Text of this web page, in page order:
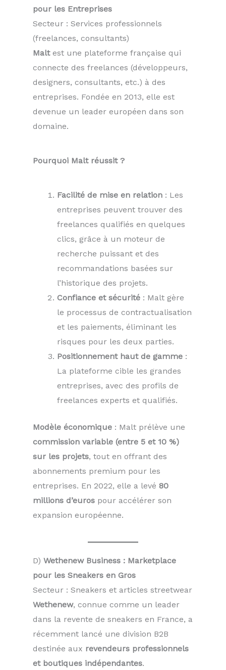
pour les Entreprises
Secteur : Services professionnels
(freelances, consultants)
Maltest une plateforme française qui
connecte des freelances (développeurs,
designers, consultants, etc.) à des
entreprises. Fondée en 2013, elle est
devenue un leader européen dans son
domaine.
Pourquoi Malt réussit ?
Facilité de mise en relation : Les
entreprises peuvent trouver des
freelances qualifiés en quelques
clics, grâce à un moteur de
recherche puissant et des
recommandations basées sur
l’historique des projets.
Confiance et sécurité : Malt gère
le processus de contractualisation
et les paiements, éliminant les
risques pour les deux parties.
Positionnement haut de gamme :
La plateforme cible les grandes
entreprises, avec des profils de
freelances experts et qualifiés.
Modèle économique : Malt prélève une
commission variable (entre 5 et 10 %)
sur les projets, tout en offrant des
abonnements premium pour les
entreprises. En 2022, elle a levé 80
millions d’euros pour accélérer son
expansion européenne.
D) Wethenew Business : Marketplace
pour les Sneakers en Gros
Secteur : Sneakers et articles streetwear
Wethenew, connue comme un leader
dans la revente de sneakers en France, a
récemment lancé une division B2B
destinée aux revendeurs professionnels
et boutiques indépendantes.